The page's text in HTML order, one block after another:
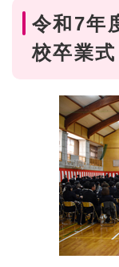
令和7年
校卒業式